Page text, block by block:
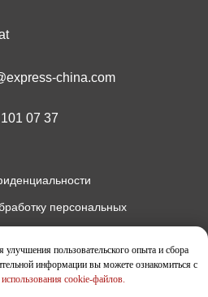
услуг
cookie-файлов
персональных
china.com
07 37
пользовательского опыта и сбора
информации вы можете ознакомиться с
cookie-файлов.